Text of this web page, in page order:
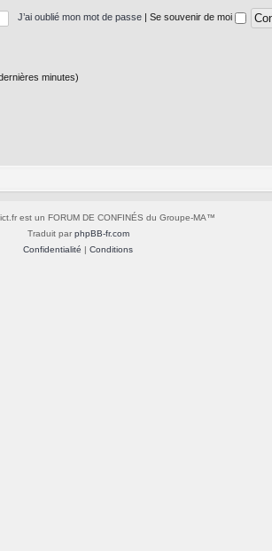
J’ai oublié mon mot de passe Se souvenir de moi
minutes)
est un FORUM DE CONFINÉS du Groupe-MA™
Traduit par phpBB-fr.com
Confidentialité | Conditions